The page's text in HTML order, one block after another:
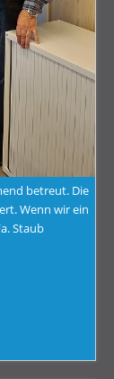
betreut. Die
Wenn wir ein
Staub